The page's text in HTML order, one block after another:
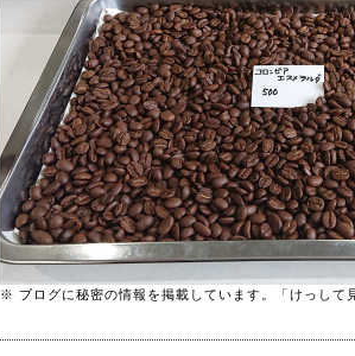
※ ブログに秘密の情報を掲載しています。「けっして